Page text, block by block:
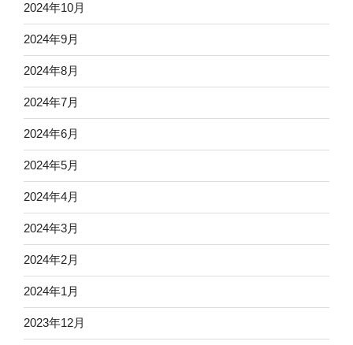
2024年10月
2024年9月
2024年8月
2024年7月
2024年6月
2024年5月
2024年4月
2024年3月
2024年2月
2024年1月
2023年12月